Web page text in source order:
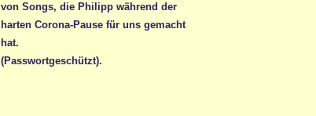
von Songs, die Philipp während der
harten Corona-Pause für uns gemacht
hat.
(Passwortgeschützt).